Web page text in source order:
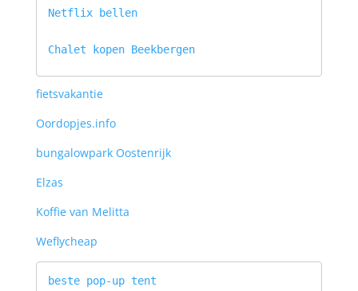
Netflix bellen
Chalet kopen Beekbergen
fietsvakantie
Oordopjes.info
bungalowpark Oostenrijk
Elzas
Koffie van Melitta
Weflycheap
beste pop-up tent